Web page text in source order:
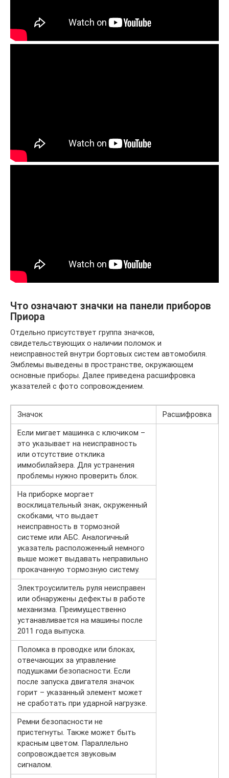
Что означают значки на панели приборов
Приора
Отдельно присутствует группа значков,
свидетельствующих о наличии поломок и
неисправностей внутри бортовых систем автомобиля.
Эмблемы выведены в пространстве, окружающем
основные приборы. Далее приведена расшифровка
указателей с фото сопровождением.
Значок
Расшифровка
Если мигает машинка с ключиком –
это указывает на неисправность
или отсутствие отклика
иммобилайзера. Для устранения
проблемы нужно проверить блок.
На приборке моргает
восклицательный знак, окруженный
скобками, что выдает
неисправность в тормозной
системе или АБС. Аналогичный
указатель расположенный немного
выше может выдавать неправильно
прокачанную тормозную систему.
Электроусилитель руля неисправен
или обнаружены дефекты в работе
механизма. Преимущественно
устанавливается на машины после
2011 года выпуска.
Поломка в проводке или блоках,
отвечающих за управление
подушками безопасности. Если
после запуска двигателя значок
горит – указанный элемент может
не сработать при ударной нагрузке.
Ремни безопасности не
пристегнуты. Также может быть
красным цветом. Параллельно
сопровождается звуковым
сигналом.